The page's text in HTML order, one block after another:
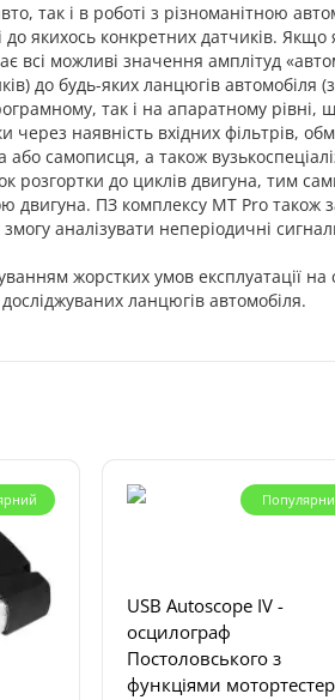
так і в роботі з різноманітною
до якихось конкретних датчиків. Якщо
всі можливі значення амплітуд
до будь-яких ланцюгів
так і на апаратному рівні,
наявність вхідних фільтрів,
або самописця, а також
розгортки до циклів двигуна, тим
двигуна. ПЗ комплексу MT Pro також
аналізувати неперіодичні
жорстких умов експлуатації на
ланцюгів автомобіля.
USB Autoscope IV -
осцилограф
Постоловського з
функціями